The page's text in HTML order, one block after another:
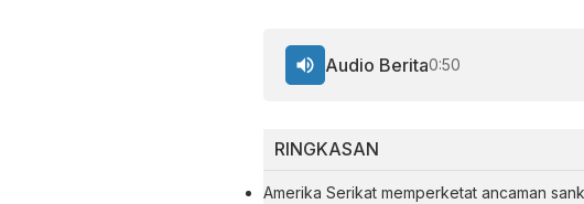
RINGKASAN
Amerika Serikat memperketat ancaman
Audio Berita0:50